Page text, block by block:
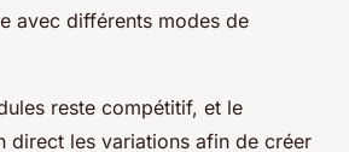
avec différents modes de
reste compétitif, et le
direct les variations afin de créer